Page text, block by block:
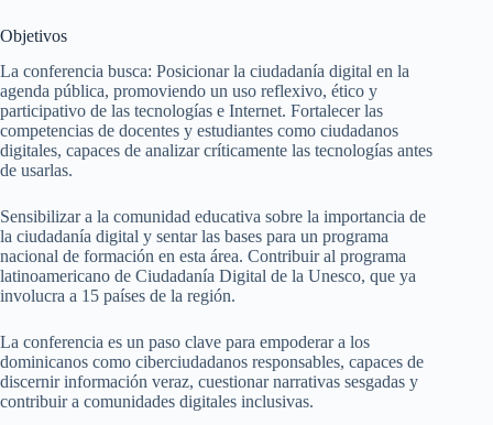
Objetivos
La conferencia busca: Posicionar la ciudadanía digital en la
agenda pública, promoviendo un uso reflexivo, ético y
participativo de las tecnologías e Internet. Fortalecer las
competencias de docentes y estudiantes como ciudadanos
digitales, capaces de analizar críticamente las tecnologías antes
de usarlas.
Sensibilizar a la comunidad educativa sobre la importancia de
la ciudadanía digital y sentar las bases para un programa
nacional de formación en esta área. Contribuir al programa
latinoamericano de Ciudadanía Digital de la Unesco, que ya
involucra a 15 países de la región.
La conferencia es un paso clave para empoderar a los
dominicanos como ciberciudadanos responsables, capaces de
discernir información veraz, cuestionar narrativas sesgadas y
contribuir a comunidades digitales inclusivas.